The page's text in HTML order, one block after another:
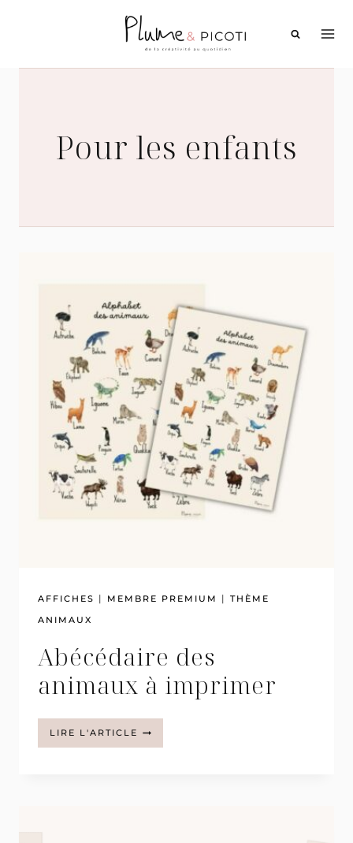
Pour les enfants
AFFICHES | MEMBRE PREMIUM | THÈME
ANIMAUX
Abécédaire des
animaux à imprimer
LIRE L'ARTICLE ABÉCÉDAIRE
DES